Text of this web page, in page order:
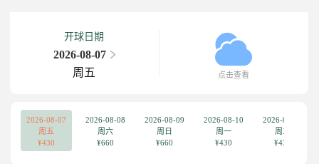
开球日期
2026-08-07
周五
点击查看
2026-08-07
周五
¥430
2026-08-08
周六
¥660
2026-08-09
周日
¥660
2026-08-10
周一
¥430
2026-08-11
周二
¥430